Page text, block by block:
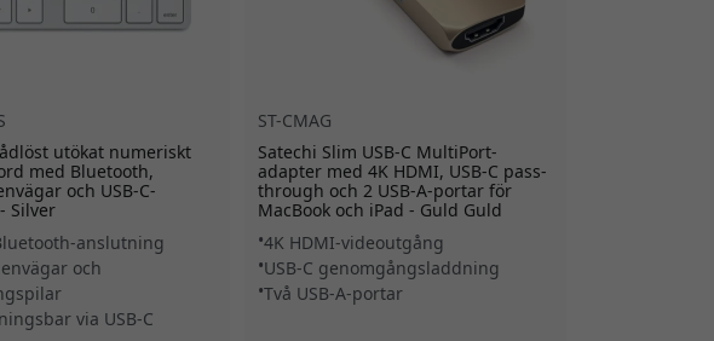
utökat numeriskt
med Bluetooth,
och USB-C-
Silver
anslutning
och
via USB-C
ST-CMAG
Satechi Slim USB-C MultiPort-
adapter med 4K HDMI, USB-C pass-
through och 2 USB-A-portar för
MacBook och iPad - Guld Guld
4K HDMI-videoutgång
USB-C genomgångsladdning
Två USB-A-portar